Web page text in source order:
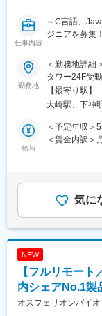
■店舗組織構成
全国店舗数は
■転勤につい
状況、配属店
発生するイメ
■同社で販売
与が上がって
れております
■働く環境に
プライベート
れます。
・年次有給
・残業代は1
ありますが、
仕事内容
～C言語、
ジニアを募集
LIXILの主力
（生産管理/
運用・保守か
新活動まで幅
■業務内容：
入社後は、
だきます。
◎システム開
～製造～テス
◎最新のクラ
◎DB：Oracle
Scrumフレー
こなすタスク
勤務地
＜勤務地詳細
タワー24F受
会社の定める
【最寄り駅】
大崎駅、下神
給与
＜予定年収＞
＜賃金内訳＞
あり、選考
手当を含めた
気に
NEW
【フルリモー
内シェアNo.1製
オスフェリオンバイ